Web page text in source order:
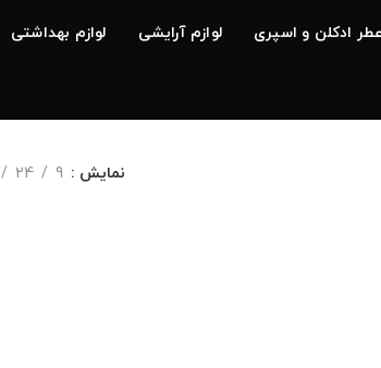
عطر ادکلن و اسپری لوازم آرایشی لوازم بهداشتی
نمایش 9
24